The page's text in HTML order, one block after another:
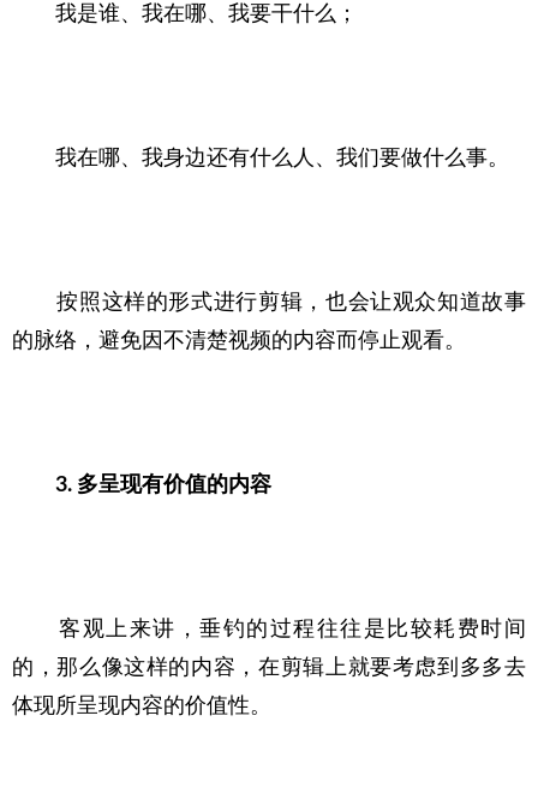
我是谁、我在哪、我要干什么；
我在哪、我身边还有什么人、我们要做什么事。
按照这样的形式进行剪辑，也会让观众知道故事
的脉络，避免因不清楚视频的内容而停止观看。
3. 多呈现有价值的内容
客观上来讲，垂钓的过程往往是比较耗费时间
的，那么像这样的内容，在剪辑上就要考虑到多多去
体现所呈现内容的价值性。